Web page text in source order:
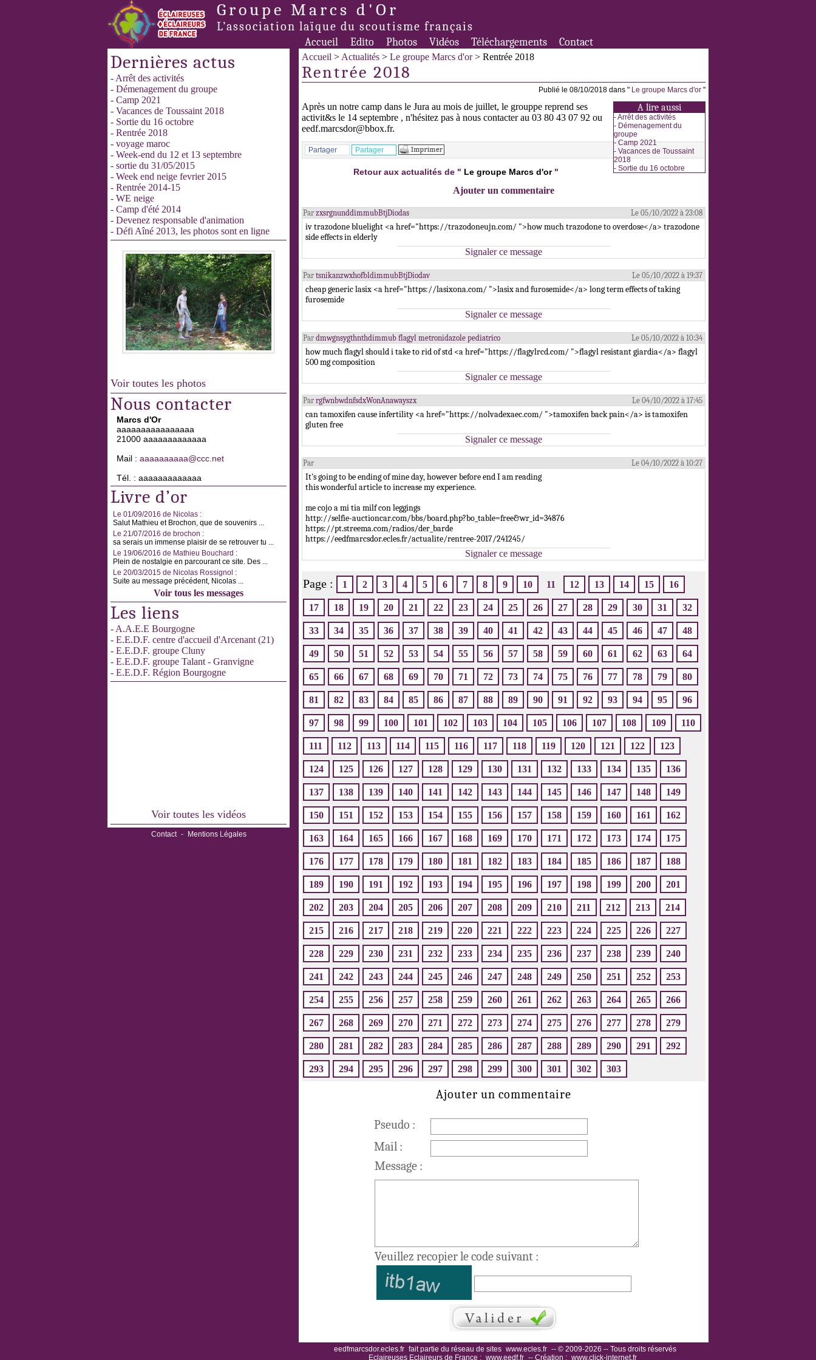
Groupe Marcs d'Or
L’association laïque du scoutisme français
Accueil Edito Photos Vidéos Téléchargements Contact
Dernières actus
- Arrêt des activités
- Démenagement du groupe
- Camp 2021
- Vacances de Toussaint 2018
- Sortie du 16 octobre
- Rentrée 2018
- voyage maroc
- Week-end du 12 et 13 septembre
- sortie du 31/05/2015
- Week end neige fevrier 2015
- Rentrée 2014-15
- WE neige
- Camp d'été 2014
- Devenez responsable d'animation
- Défi Aîné 2013, les photos sont en ligne
Voir toutes les photos
Nous contacter
Marcs d'Or
aaaaaaaaaaaaaaaa
21000 aaaaaaaaaaaaa
Mail : aaaaaaaaaa@ccc.net
Tél. : aaaaaaaaaaaaa
Livre d’or
Le 01/09/2016 de Nicolas :
Salut Mathieu et Brochon, que de souvenirs ...
Le 21/07/2016 de brochon :
sa serais un immense plaisir de se retrouver tu ...
Le 19/06/2016 de Mathieu Bouchard :
Plein de nostalgie en parcourant ce site. Des ...
Le 20/03/2015 de Nicolas Rossignol :
Suite au message précédent, Nicolas ...
Voir tous les messages
Les liens
- A.A.E.E Bourgogne
- E.E.D.F. centre d'accueil d'Arcenant (21)
- E.E.D.F. groupe Cluny
- E.E.D.F. groupe Talant - Granvigne
- E.E.D.F. Région Bourgogne
Voir toutes les vidéos
Contact - Mentions Légales
Accueil > Actualités > Le groupe Marcs d'or> Rentrée 2018
Rentrée 2018
Publié le 08/10/2018 dans " Le groupe Marcs d'or "
A lire aussi
-Arrêt des activités
- Démenagement du
groupe
-Camp 2021
- Vacances de Toussaint
2018
- Sortie du 16 octobre
Après un notre camp dans le Jura au mois de juillet, le grouppe reprend ses
activit&s le 14 septembre , n'hésitez pas à nous contacter au 03 80 43 07 92 ou
eedf.marcsdor@bbox.fr.
Partager Partager
Retour aux actualités de " Le groupe Marcs d'or"
Ajouter un commentaire
Par zxsrgnunddimmubBtjDiodas Le 05/10/2022 à 23:08
iv trazodone bluelight <a href="https://trazodoneujn.com/ ">how much trazodone to overdose</a> trazodone
side effects in elderly
Signaler ce message
Par tsnikanzwxhofbldimmubBtjDiodav Le 05/10/2022 à 19:37
cheap generic lasix <a href="https://lasixona.com/ ">lasix and furosemide</a> long term effects of taking
furosemide
Signaler ce message
Par dmwgnsygthnthdimmub flagyl metronidazole pediatrico Le 05/10/2022 à 10:34
how much flagyl should i take to rid of std <a href="https://flagylrcd.com/ ">flagyl resistant giardia</a> flagyl
500 mg composition
Signaler ce message
Par rgfwnbwdnfsdxWonAnawayszx Le 04/10/2022 à 17:45
can tamoxifen cause infertility <a href="https://nolvadexaec.com/ ">tamoxifen back pain</a> is tamoxifen
gluten free
Signaler ce message
Par Le 04/10/2022 à 10:27
It's going to be ending of mine day, however before end I am reading
this wonderful article to increase my experience.
me cojo a mi tia milf con leggings
http://selfie-auctioncar.com/bbs/board.php?bo_table=free&wr_id=34876
https://pt.streema.com/radios/der_barde
https://eedfmarcsdor.ecles.fr/actualite/rentree-2017/241245/
Signaler ce message
Page : 1 2 3 4 5 6 7 8 9 10 11 12 13 14 15 16
17 18 19 20 21 22 23 24 25 26 27 28 29 30 31 32
33 34 35 36 37 38 39 40 41 42 43 44 45 46 47 48
49 50 51 52 53 54 55 56 57 58 59 60 61 62 63 64
65 66 67 68 69 70 71 72 73 74 75 76 77 78 79 80
81 82 83 84 85 86 87 88 89 90 91 92 93 94 95 96
97 98 99 100 101 102 103 104 105 106 107 108 109 110
111 112 113 114 115 116 117 118 119 120 121 122 123
124 125 126 127 128 129 130 131 132 133 134 135 136
137 138 139 140 141 142 143 144 145 146 147 148 149
150 151 152 153 154 155 156 157 158 159 160 161 162
163 164 165 166 167 168 169 170 171 172 173 174 175
176 177 178 179 180 181 182 183 184 185 186 187 188
189 190 191 192 193 194 195 196 197 198 199 200 201
202 203 204 205 206 207 208 209 210 211 212 213 214
215 216 217 218 219 220 221 222 223 224 225 226 227
228 229 230 231 232 233 234 235 236 237 238 239 240
241 242 243 244 245 246 247 248 249 250 251 252 253
254 255 256 257 258 259 260 261 262 263 264 265 266
267 268 269 270 271 272 273 274 275 276 277 278 279
280 281 282 283 284 285 286 287 288 289 290 291 292
293 294 295 296 297 298 299 300 301 302 303
Ajouter un commentaire
Pseudo :
Mail :
Message :
Veuillez recopier le code suivant :
eedfmarcsdor.ecles.fr fait partie du réseau de sites www.ecles.fr -- © 2009-2026 -- Tous droits réservés
Eclaireuses Eclaireurs de France : www.eedf.fr -- Création : www.click-internet.fr